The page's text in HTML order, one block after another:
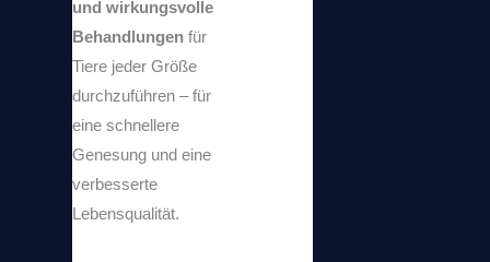
und wirkungsvolle
Behandlungenfür
Tiere jeder Größe
durchzuführen – für
eine schnellere
Genesung und eine
verbesserte
Lebensqualität.
trägt. Unterschiedliche Untergründe sowie Volten sind möglich (z. B.
zur Beurteilung von Wendeschmerz).
Die LupoGait Software wertet 34 validierte Gangparameter aus.